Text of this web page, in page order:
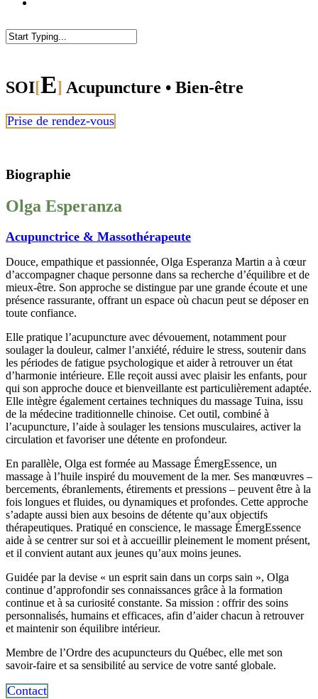
SOI[E] Acupuncture • Bien-être
Prise de rendez-vous
Biographie
Olga Esperanza
Acupunctrice & Massothérapeute
Douce, empathique et passionnée, Olga Esperanza Martin a à cœur
d’accompagner chaque personne dans sa recherche d’équilibre et de
mieux-être. Son approche se distingue par une grande écoute et une
présence rassurante, offrant un espace où chacun peut se déposer en
toute confiance.
Elle pratique l’acupuncture avec dévouement, notamment pour
soulager la douleur, calmer l’anxiété, réduire le stress, soutenir dans
les périodes de fatigue psychologique et aider à retrouver un état
d’harmonie intérieure. Elle reçoit aussi avec plaisir les enfants, pour
qui son approche douce et bienveillante est particulièrement adaptée.
Elle intègre également certaines techniques du massage Tuina, issu
de la médecine traditionnelle chinoise. Cet outil, combiné à
l’acupuncture, l’aide à soulager les tensions musculaires, activer la
circulation et favoriser une détente en profondeur.
En parallèle, Olga est formée au Massage ÉmergEssence, un
massage à l’huile inspiré du mouvement de la mer. Ses manœuvres –
bercements, ébranlements, étirements et pressions – peuvent être à la
fois longues et fluides, ou dynamiques et profondes. Cette approche
s’adapte aussi bien aux besoins de détente qu’aux objectifs
thérapeutiques. Pratiqué en conscience, le massage ÉmergEssence
aide à se centrer sur soi et à accueillir pleinement le moment présent,
et il convient autant aux jeunes qu’aux moins jeunes.
Guidée par la devise « un esprit sain dans un corps sain », Olga
continue d’approfondir ses connaissances grâce à la formation
continue et à sa curiosité constante. Sa mission : offrir des soins
personnalisés, humains et efficaces, afin d’aider chacun à retrouver
et maintenir son équilibre intérieur.
Membre de l’Ordre des acupuncteurs du Québec, elle met son
savoir-faire et sa sensibilité au service de votre santé globale.
Contact